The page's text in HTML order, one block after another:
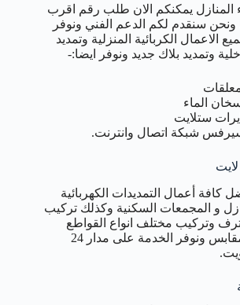
يمكنكم الان طلب رقم اقرب
ونحن سنقدم لكم الدعم الفني ونوفر
الاعمال الكربائية المنزلية وتمديد
وتمديد بلاك جديد ونوفر ايضا:-
الماء
ستلايت
شبكة اتصال وانترنت.
كافة أعمال التمديدات الكهربائية
و المجمعات السكنية وكذلك تركيب
وتركيب مختلف انواع القواطع
والعدادات والازرار والمقابس ونوفر الخدمة على مدار 24